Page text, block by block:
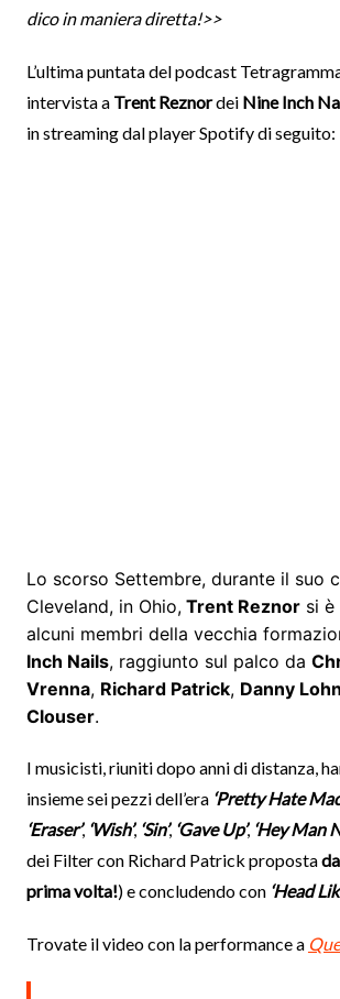
dico in maniera diretta!>>
L’ultima puntata del podcast
intervista a Trent Reznordei Nine Inch
in streaming dal player Spotify di seguito:
Lo scorso Settembre, durante il suo
Cleveland, in Ohio,Trent Reznorsi è
alcuni membri della vecchia
Inch Nails, raggiunto sul palco da
Vrenna, Richard Patrick, Danny
Clouser.
I musicisti, riuniti dopo anni di distanza,
insieme sei pezzi dell’era ‘Pretty Hate
‘Eraser’, ‘Wish’, ‘Sin’, ‘Gave Up’, ‘Hey Man
dei Filter con Richard Patrick proposta
prima volta!) e concludendo con ‘Head
Trovate il video con la performance a